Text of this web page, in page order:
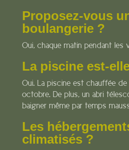
Proposez-vous
boulangerie ?
Oui, chaque matin pendant les
La piscine est-
Oui. La piscine est chauffée
octobre. De plus, un abri
baigner même par temps
Les
climatisés ?